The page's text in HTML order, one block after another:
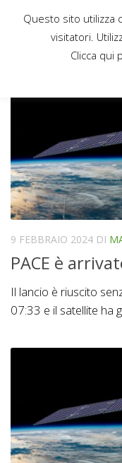
Sotto il contenuto
OCEAN
9 FEBBRAIO 2024 DI
PACE è
Il lancio è riuscito
07:33 e il satellite ha
Questo sito utilizza
visitatori.
Clicca qui